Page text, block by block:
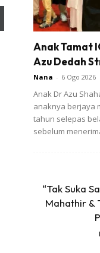
Anak Tamat
Azu Dedah
Nana - 6 Ogo 2026
Anak Dr Azu
anaknya berjaya
tahun selepas
sebelum
“Tak Suka
Mahathir &